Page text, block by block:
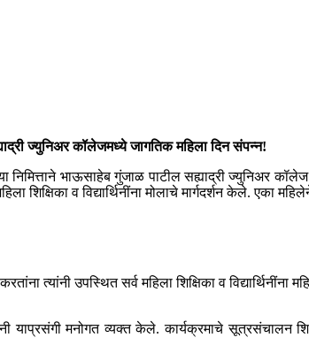
ज्युनिअर कॉलेजमध्ये जागतिक महिला दिन संपन्न!
भाऊसाहेब गुंजाळ पाटील सह्याद्री ज्युनिअर
शिक्षिका व विद्यार्थिनींना मोलाचे मार्गदर्शन केले.
उपस्थित सर्व महिला शिक्षिका व विद्यार्थिनींना
याप्रसंगी मनोगत व्यक्त केले. कार्यक्रमाचे सूत्रसंचालन